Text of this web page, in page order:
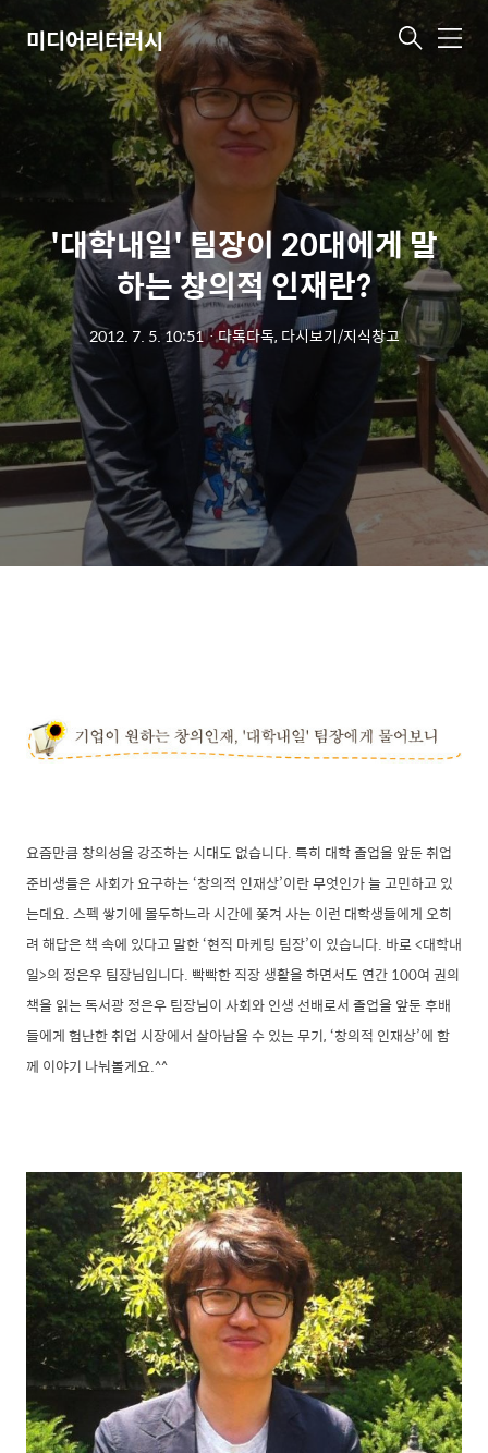
미디어리터러시 메
'대학내일' 팀장이 20대에게 말
하는 창의적 인재란?
2012. 7. 5. 10:51ㆍ다독다독, 다시보기/지식창고
요즘만큼 창의성을 강조하는 시대도 없습니다. 특히 대학 졸업을 앞둔 취업
준비생들은 사회가 요구하는 ‘창의적 인재상’이란 무엇인가 늘 고민하고 있
는데요. 스펙 쌓기에 몰두하느라 시간에 쫓겨 사는 이런 대학생들에게 오히
려 해답은 책 속에 있다고 말한 ‘현직 마케팅 팀장’이 있습니다. 바로 <대학내
일>의 정은우 팀장님입니다. 빡빡한 직장 생활을 하면서도 연간 100여 권의
책을 읽는 독서광 정은우 팀장님이 사회와 인생 선배로서 졸업을 앞둔 후배
들에게 험난한 취업 시장에서 살아남을 수 있는 무기, ‘창의적 인재상’에 함
께 이야기 나눠볼게요.^^